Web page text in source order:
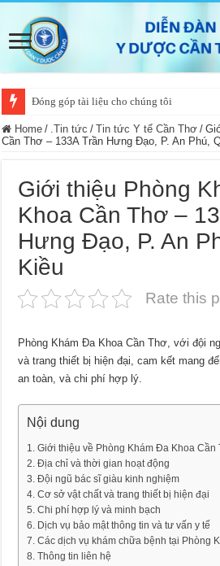
Đóng góp tài liệu cho chúng tôi
Home / .Tin tức / Tin tức Y tế Cần Thơ /
Cần Thơ – 133A Trần Hưng Đạo, P. An Phú,
Giới thiệu Phòng
Khoa Cần Thơ –
Hưng Đạo, P. An
Kiều
Rate this
Phòng Khám Đa Khoa Cần Thơ, với đội
và trang thiết bị hiện đại, cam kết mang
an toàn, và chi phí hợp lý.
Nội dung
Giới thiệu về Phòng Khám Đa Khoa Cần
Địa chỉ và thời gian hoạt động
Đội ngũ bác sĩ giàu kinh nghiệm
Cơ sở vật chất và trang thiết bị hiện đại
Chi phí hợp lý và minh bạch
Dịch vụ bảo mật thông tin và tư vấn y tế
Các dịch vụ khám chữa bệnh tại Phòng
Thông tin liên hệ